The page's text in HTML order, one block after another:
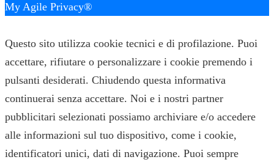
My Agile Privacy®
Questo sito utilizza cookie tecnici e di profilazione. Puoi
accettare, rifiutare o personalizzare i cookie premendo i
pulsanti desiderati. Chiudendo questa informativa
continuerai senza accettare. Noi e i nostri partner
pubblicitari selezionati possiamo archiviare e/o accedere
alle informazioni sul tuo dispositivo, come i cookie,
identificatori unici, dati di navigazione. Puoi sempre